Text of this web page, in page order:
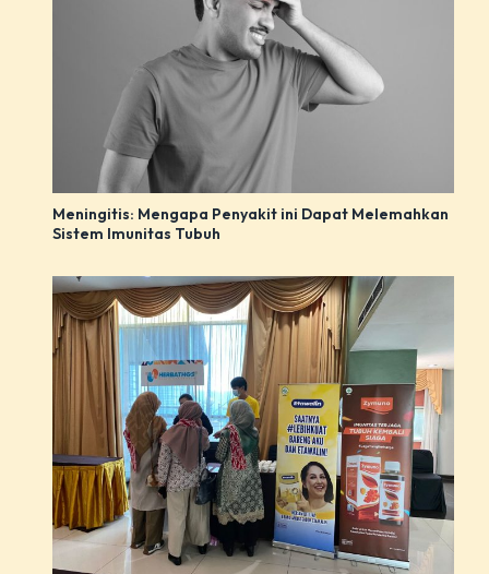
Meningitis: Mengapa Penyakit ini Dapat Melemahkan
Sistem Imunitas Tubuh